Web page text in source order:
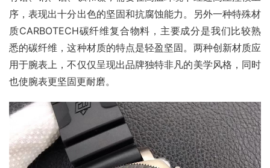
序，表现出十分出色的坚固和抗腐蚀能力。另外一种特殊材
质CARBOTECH碳纤维复合物料，主要成分是我们比较熟
悉的碳纤维，这种材质的特点是轻盈坚固。两种创新材质应
用于腕表上，不仅仅呈现出品牌独特非凡的美学风格，同时
也使腕表更坚固更耐磨。